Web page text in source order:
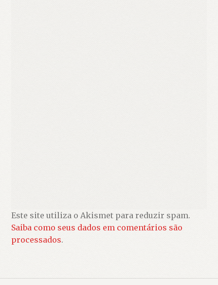
Este site utiliza o Akismet para reduzir spam.
Saiba como seus dados em comentários são
processados.